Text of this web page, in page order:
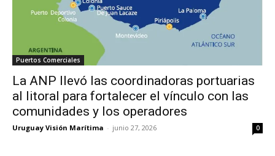
Puertos Comerciales
La ANP llevó las coordinadoras portuarias
al litoral para fortalecer el vínculo con las
comunidades y los operadores
Uruguay Visión Marítima - junio 27, 2026 0